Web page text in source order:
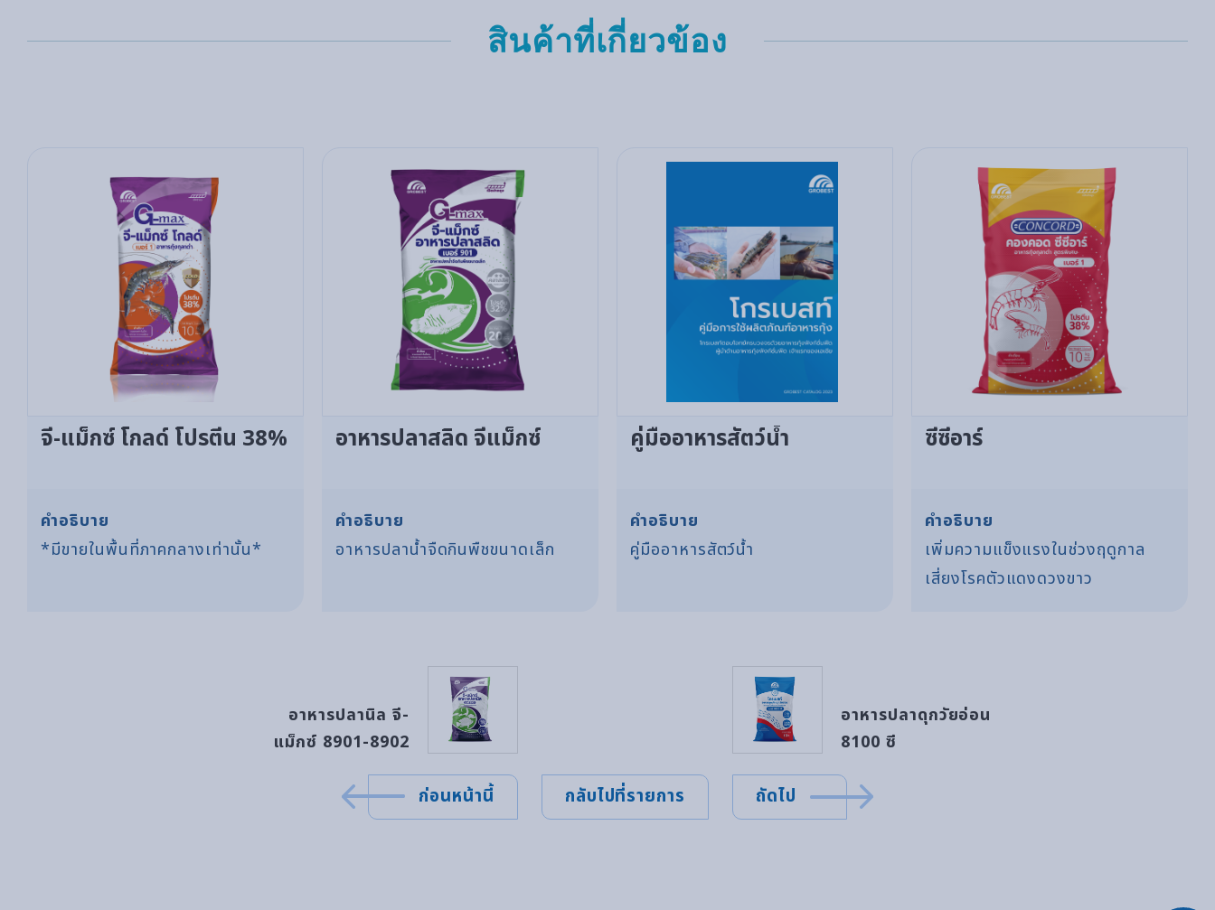
สินค้าที่เกี่ยวข้อง
จี-แม็กซ์ โกลด์ โปรตีน 38%
คำอธิบาย
*มีขายในพื้นที่ภาคกลางเท่านั้น*
อาหารปลาสลิด จีแม็กซ์
คำอธิบาย
อาหารปลาน้ำจืดกินพืชขนาดเล็ก
คู่มืออาหารสัตว์น้ำ
คำอธิบาย
คู่มืออาหารสัตว์น้ำ
ซีซีอาร์
คำอธิบาย
เพิ่มความแข็งแรงในช่วงฤดูกาล
เสี่ยงโรคตัวแดงดวงขาว
อาหารปลานิล จี-
แม็กซ์ 8901-8902
ก่อนหน้านี้ กลับไปที่รายการ
อาหารปลาดุกวัยอ่อน
8100 ซี
ถัดไป